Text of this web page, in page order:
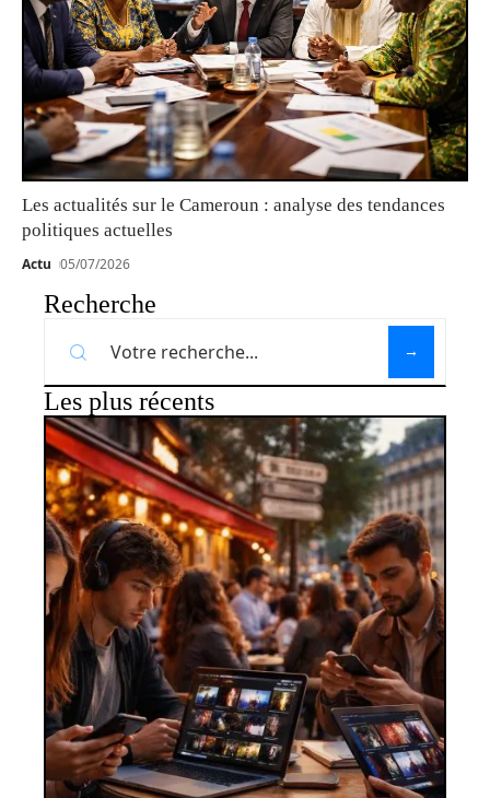
Les actualités sur le Cameroun : analyse des tendances
politiques actuelles
Actu 05/07/2026
Recherche
Les plus récents